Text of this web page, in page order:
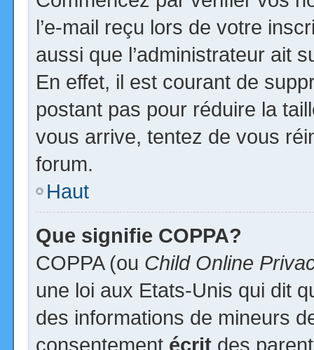
l’e-mail reçu lors de votre
aussi que l’administrateur ait
En effet, il est courant de
postant pas pour réduire la
vous arrive, tentez de vous
forum.
Haut
Que signifie COPPA?
COPPA (ou Child Online
une loi aux Etats-Unis qui dit
des informations de mineurs
consentement écrit des